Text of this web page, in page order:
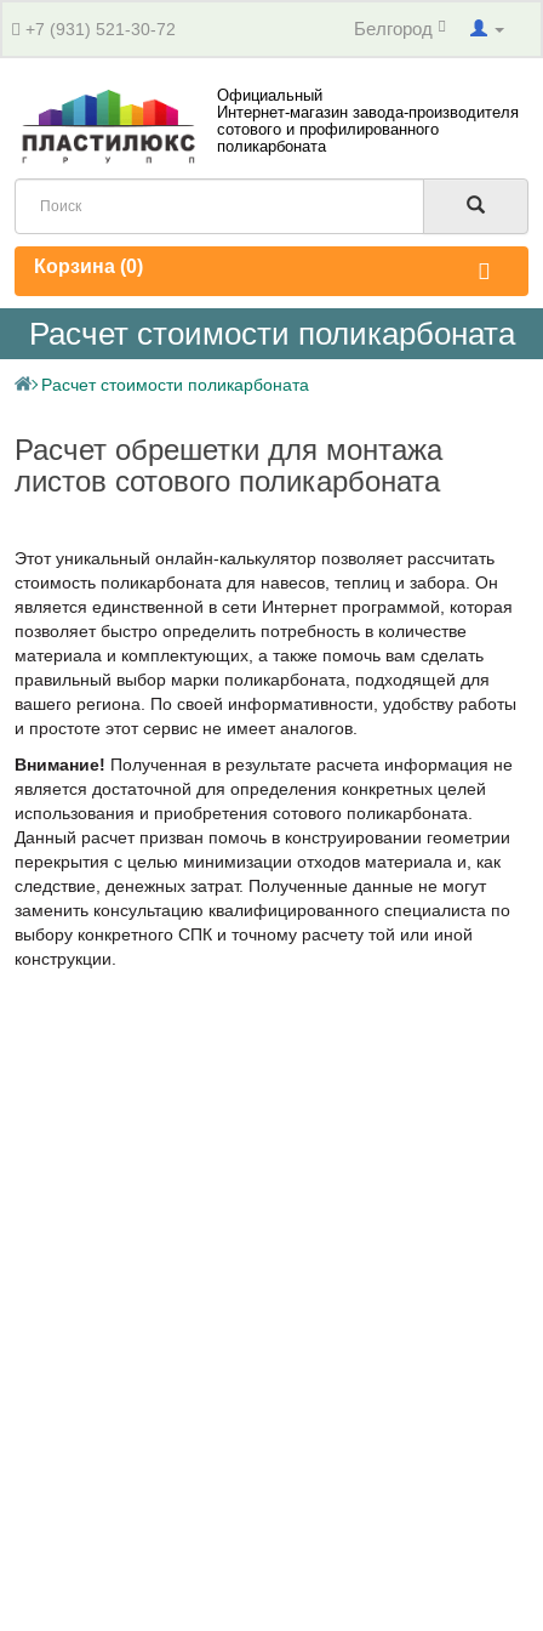
+7 (931) 521-30-72 Белгород
Официальный
Интернет-магазин завода-производителя
сотового и профилированного
поликарбоната
Корзина (0)
Расчет стоимости поликарбоната
Расчет стоимости поликарбоната
Расчет обрешетки для монтажа
листов сотового поликарбоната
Этот уникальный онлайн-калькулятор позволяет рассчитать
стоимость поликарбоната для навесов, теплиц и забора. Он
является единственной в сети Интернет программой, которая
позволяет быстро определить потребность в количестве
материала и комплектующих, а также помочь вам сделать
правильный выбор марки поликарбоната, подходящей для
вашего региона. По своей информативности, удобству работы
и простоте этот сервис не имеет аналогов.
Внимание! Полученная в результате расчета информация не
является достаточной для определения конкретных целей
использования и приобретения сотового поликарбоната.
Данный расчет призван помочь в конструировании геометрии
перекрытия с целью минимизации отходов материала и, как
следствие, денежных затрат. Полученные данные не могут
заменить консультацию квалифицированного специалиста по
выбору конкретного СПК и точному расчету той или иной
конструкции.